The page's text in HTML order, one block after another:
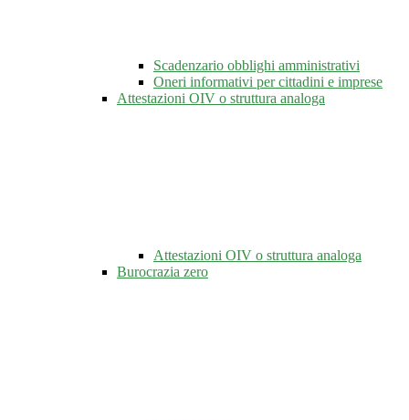
Scadenzario obblighi amministrativi
Oneri informativi per cittadini e imprese
Attestazioni OIV o struttura analoga
Attestazioni OIV o struttura analoga
Burocrazia zero